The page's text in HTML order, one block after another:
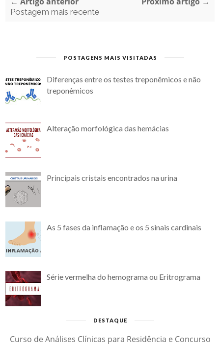
Postagem mais recente
POSTAGENS MAIS VISITADAS
Diferenças entre os testes treponêmicos e não
treponêmicos
Alteração morfológica das hemácias
Principais cristais encontrados na urina
As 5 fases da inflamação e os 5 sinais cardinais
Série vermelha do hemograma ou Eritrograma
DESTAQUE
Curso de Análises Clínicas para Residência e Concurso